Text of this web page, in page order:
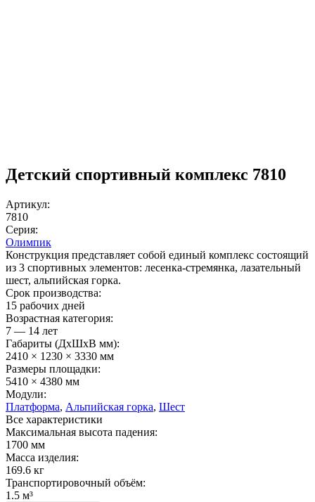
Детский спортивный комплекс 7810
Артикул:
7810
Серия:
Олимпик
Конструкция представляет собой единый комплекс состоящий
из 3 спортивных элементов: лесенка-стремянка, лазательный
шест, альпийская горка.
Срок производства:
15 рабочих дней
Возрастная категория:
7 — 14 лет
Габариты (ДхШxВ мм):
2410 × 1230 × 3330 мм
Размеры площадки:
5410 × 4380 мм
Модули:
Платформа, Альпийская горка, Шест
Все характеристики
Максимальная высота падения:
1700 мм
Масса изделия:
169.6 кг
Транспортировочный объём:
1.5 м³